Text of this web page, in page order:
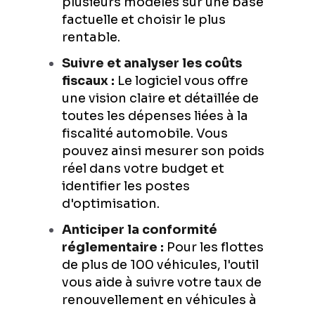
factuelle et choisir le plus
rentable.
Suivre et analyser les coûts
fiscaux : Le logiciel vous offre
une vision claire et détaillée de
toutes les dépenses liées à la
fiscalité automobile. Vous
pouvez ainsi mesurer son poids
réel dans votre budget et
identifier les postes
d'optimisation.
Anticiper la conformité
réglementaire : Pour les flottes
de plus de 100 véhicules, l'outil
vous aide à suivre votre taux de
renouvellement en véhicules à